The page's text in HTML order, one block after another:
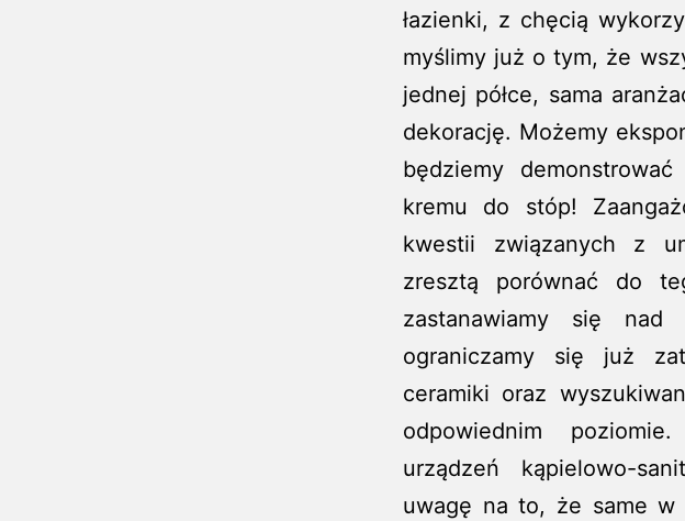
łazienki, z chęcią
myślimy już o tym, że
jednej półce, sama
dekorację. Możemy
będziemy
kremu do stóp!
kwestii związanych z
zresztą porównać do
zastanawiamy się nad
ograniczamy się już
ceramiki oraz
odpowiednim
urządzeń kąpielowo-
uwagę na to, że same